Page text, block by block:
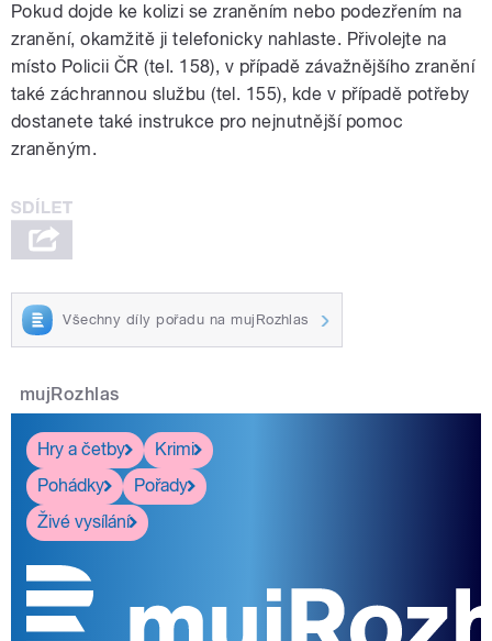
Pokud dojde ke kolizi se zraněním nebo podezřením na
zranění, okamžitě ji telefonicky nahlaste. Přivolejte na
místo Policii ČR (tel. 158), v případě závažnějšího zranění
také záchrannou službu (tel. 155), kde v případě potřeby
dostanete také instrukce pro nejnutnější pomoc
zraněným.
Všechny díly pořadu na mujRozhlas
mujRozhlas
Hry a četby
Krimi
Pohádky
Pořady
Živé vysílání